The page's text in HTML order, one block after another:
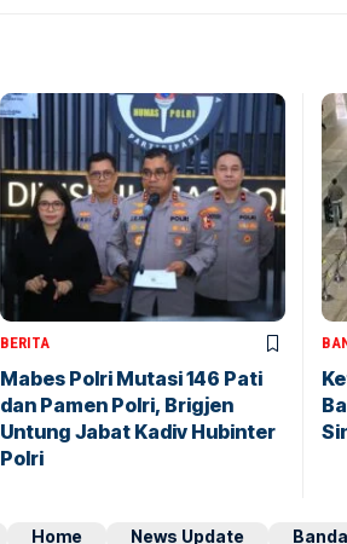
BERITA
Mabes Polri Mutasi 146 Pati
dan Pamen Polri, Brigjen
Untung Jabat Kadiv Hubinter
Polri
Home News Update